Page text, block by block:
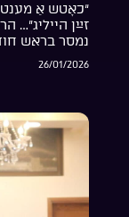
“כאָטש אַ
זײַן הייליג”…
נמסר בראש
26/01/2026